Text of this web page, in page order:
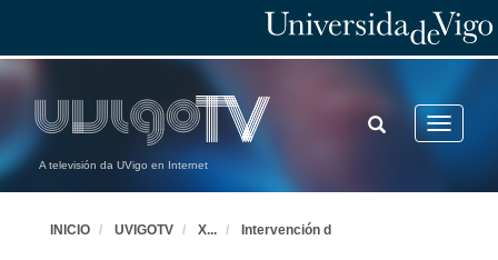
A televisión da UVigo en Internet
Toggle
TOGGLE
SEARCH
INICIO UVIGOTV X... Intervención d